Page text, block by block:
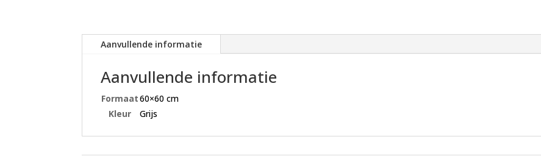
Aanvullende informatie
Aanvullende informatie
Formaat60×60 cm
Kleur
Grijs